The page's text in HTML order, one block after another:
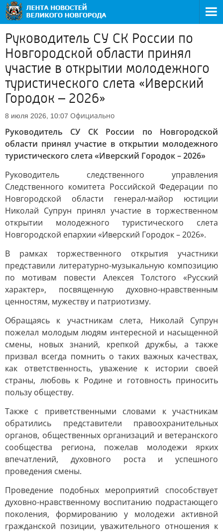
Руководитель СУ СК России по
Новгородской области принял
участие в открытии молодежного
туристического слета «Иверский
Городок – 2026»
8 июля 2026, 10:07 Официально
Руководитель СУ СК России по Новгородской
области принял участие в открытии молодежного
туристического слета «Иверский Городок – 2026»
Руководитель следственного управления
Следственного комитета Российской Федерации по
Новгородской области генерал-майор юстиции
Николай Супрун принял участие в торжественном
открытии молодежного туристического слета
Новгородской епархии «Иверский Городок – 2026».
В рамках торжественного открытия участники
представили литературно-музыкальную композицию
по мотивам повести Алексея Толстого «Русский
характер», посвященную духовно-нравственным
ценностям, мужеству и патриотизму.
Обращаясь к участникам слета, Николай Супрун
пожелал молодым людям интересной и насыщенной
смены, новых знаний, крепкой дружбы, а также
призвал всегда помнить о таких важных качествах,
как ответственность, уважение к истории своей
страны, любовь к Родине и готовность приносить
пользу обществу.
Также с приветственными словами к участникам
обратились представители правоохранительных
органов, общественных организаций и ветеранского
сообщества региона, пожелав молодежи ярких
впечатлений, духовного роста и успешного
проведения смены.
Проведение подобных мероприятий способствует
духовно-нравственному воспитанию подрастающего
поколения, формированию у молодежи активной
гражданской позиции, уважительного отношения к